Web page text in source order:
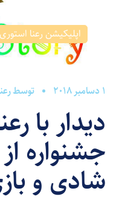
اپلیکیشن رعنا استوری
1 دسامبر 2018 توسط
دیدار با
جشنواره
شادی و